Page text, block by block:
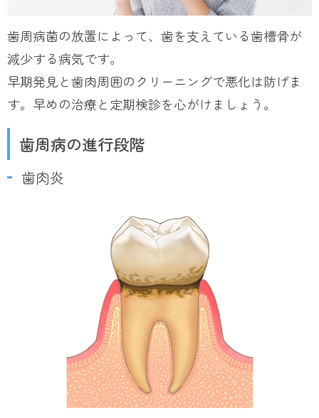
歯周病菌の放置によって、歯を支えている歯槽骨が
減少する病気です。
早期発見と歯肉周囲のクリーニングで悪化は防げま
す。早めの治療と定期検診を心がけましょう。
歯周病の進行段階
歯肉炎